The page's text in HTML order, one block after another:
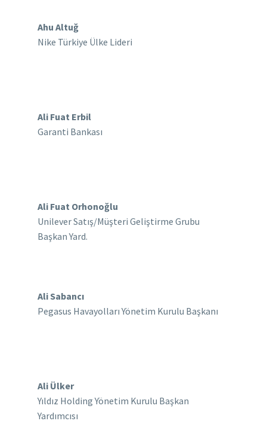
Ahu Altuğ
Nike Türkiye Ülke Lideri
Ali Fuat Erbil
Garanti Bankası
Ali Fuat Orhonoğlu
Unilever Satış/Müşteri Geliştirme Grubu
Başkan Yard.
Ali Sabancı
Pegasus Havayolları Yönetim Kurulu Başkanı
Ali Ülker
Yıldız Holding Yönetim Kurulu Başkan
Yardımcısı